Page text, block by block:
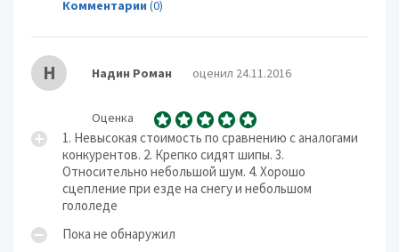
Комментарии (0)
Н Надин Роман оценил 24.11.2016
Оценка
1. Невысокая стоимость по сравнению с аналогами
конкурентов. 2. Крепко сидят шипы. 3.
Относительно небольшой шум. 4. Хорошо
сцепление при езде на снегу и небольшом
гололеде
Пока не обнаружил